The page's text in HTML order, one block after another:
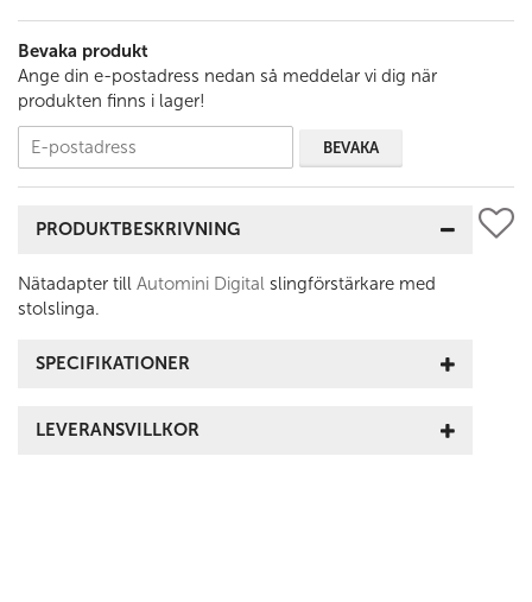
Bevaka produkt
Ange din e-postadress nedan så meddelar vi dig när
produkten finns i lager!
BEVAKA
PRODUKTBESKRIVNING
Nätadapter till Automini Digital slingförstärkare med
stolslinga.
SPECIFIKATIONER
LEVERANSVILLKOR